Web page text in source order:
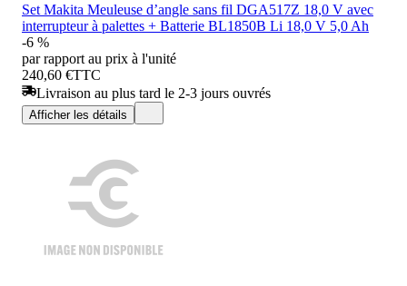
Set Makita Meuleuse d’angle sans fil DGA517Z 18,0 V avec
interrupteur à palettes + Batterie BL1850B Li 18,0 V 5,0 Ah
-6 %
par rapport au prix à l'unité
240,60 €TTC
Livraison au plus tard le 2-3 jours ouvrés
Afficher les détails